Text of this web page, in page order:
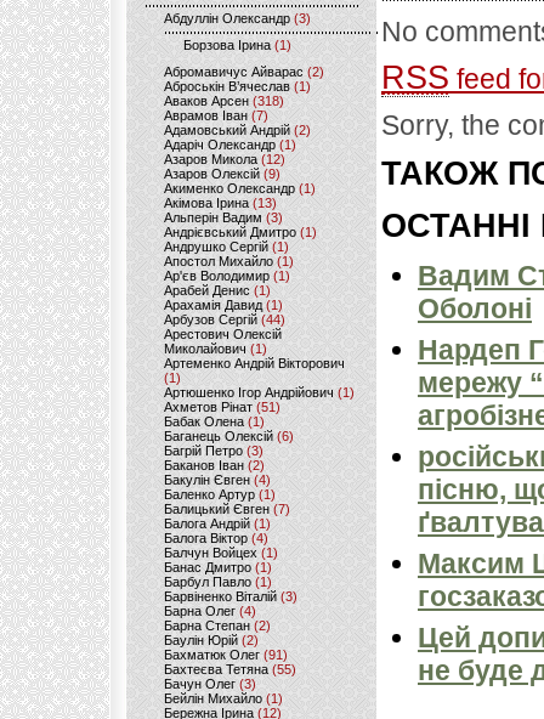
Абдуллін Олександр (3)
Борзова Ірина(1)
Абромавичус Айварас (2)
Аброськін В’ячеслав(1)
Аваков Арсен (318)
Аврамов Іван (7)
Адамовський Андрій(2)
Адаріч Олександр (1)
Азаров Микола (12)
Азаров Олексій (9)
Акименко Олександр(1)
Акімова Ірина(13)
Альперін Вадим (3)
Андрієвський Дмитро(1)
Андрушко Сергій(1)
Апостол Михайло(1)
Ар'єв Володимир (1)
Арабей Денис(1)
Арахамія Давид (1)
Арбузов Сергій (44)
Арестович Олексій
Миколайович(1)
Артеменко Андрій Вікторович
(1)
Артюшенко Ігор Андрійович(1)
Ахметов Рінат(51)
Бабак Олена(1)
Баганець Олексій(6)
Багрій Петро (3)
Баканов Іван(2)
Бакулін Євген (4)
Баленко Артур(1)
Балицький Євген(7)
Балога Андрій (1)
Балога Віктор (4)
Балчун Войцех (1)
Банас Дмитро (1)
Барбул Павло(1)
Барвіненко Віталій(3)
Барна Олег (4)
Барна Степан (2)
Баулін Юрій (2)
Бахматюк Олег (91)
Бахтеєва Тетяна(55)
Бачун Олег (3)
Бейлін Михайло (1)
Бережна Ірина(12)
No
RSS feed
Sorry, the
ТАКОЖ
ОСТАННІ
Вадим
Оболоні
Нардеп
мережу
пісню,
Максим
Цей
не буде